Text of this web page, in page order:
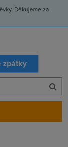
Děkujeme za
zpátky